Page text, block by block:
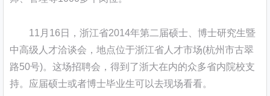
11月16日，浙江省2014年第二届硕士、博士研究生暨
中高级人才洽谈会，地点位于浙江省人才市场(杭州市古翠
路50号)。这场招聘会，得到了浙大在内的众多省内院校支
持。应届硕士或者博士毕业生可以去现场看看。